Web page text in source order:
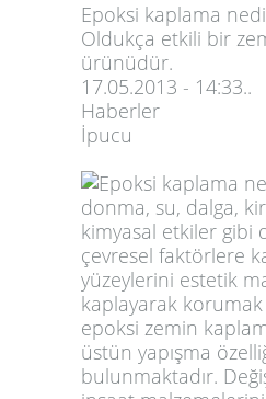
Epoksi kaplama
Oldukça etkili bir
ürünüdür.
17.05.2013 - 14:33..
Haberler
İpucu
donma, su, dalga,
kimyasal etkiler gibi
çevresel faktörlere
yüzeylerini estetik
kaplayarak
epoksi zemin
üstün yapışma
bulunmaktadır.